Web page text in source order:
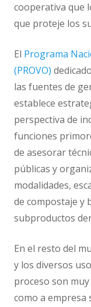
cooperativa que
que proteje los
El Programa
(PROVO)
las fuentes de
establece
perspectiva de
funciones
de asesorar
públicas y
modalidades,
de compostaje y
subproductos
En el resto del
y los diversos
proceso son
como a empresa